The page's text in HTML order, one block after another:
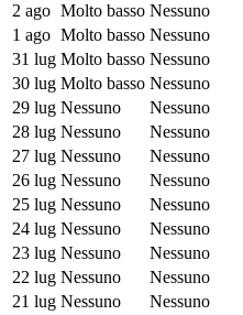
2 ago Molto basso Nessuno
1 ago Molto basso Nessuno
31 lug Molto basso Nessuno
30 lug Molto basso Nessuno
29 lug Nessuno Nessuno
28 lug Nessuno Nessuno
27 lug Nessuno Nessuno
26 lug Nessuno Nessuno
25 lug Nessuno Nessuno
24 lug Nessuno Nessuno
23 lug Nessuno Nessuno
22 lug Nessuno Nessuno
21 lug Nessuno Nessuno